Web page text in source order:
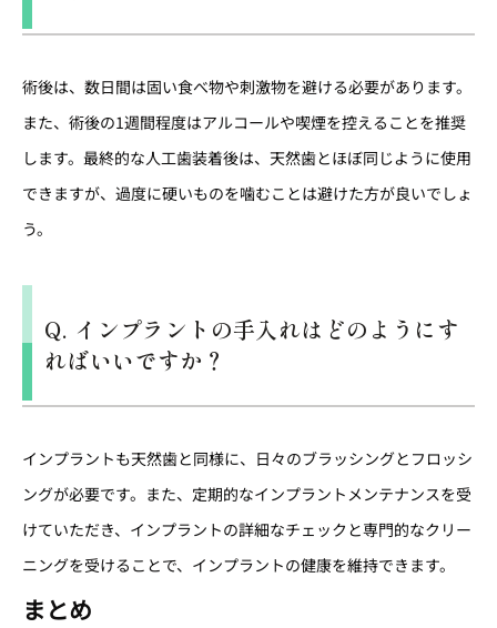
術後は、数日間は固い食べ物や刺激物を避ける必要があります。
また、術後の1週間程度はアルコールや喫煙を控えることを推奨
します。最終的な人工歯装着後は、天然歯とほぼ同じように使用
できますが、過度に硬いものを噛むことは避けた方が良いでしょ
う。
Q. インプラントの手入れはどのようにす
ればいいですか？
インプラントも天然歯と同様に、日々のブラッシングとフロッシ
ングが必要です。また、定期的なインプラントメンテナンスを受
けていただき、インプラントの詳細なチェックと専門的なクリー
ニングを受けることで、インプラントの健康を維持できます。
まとめ